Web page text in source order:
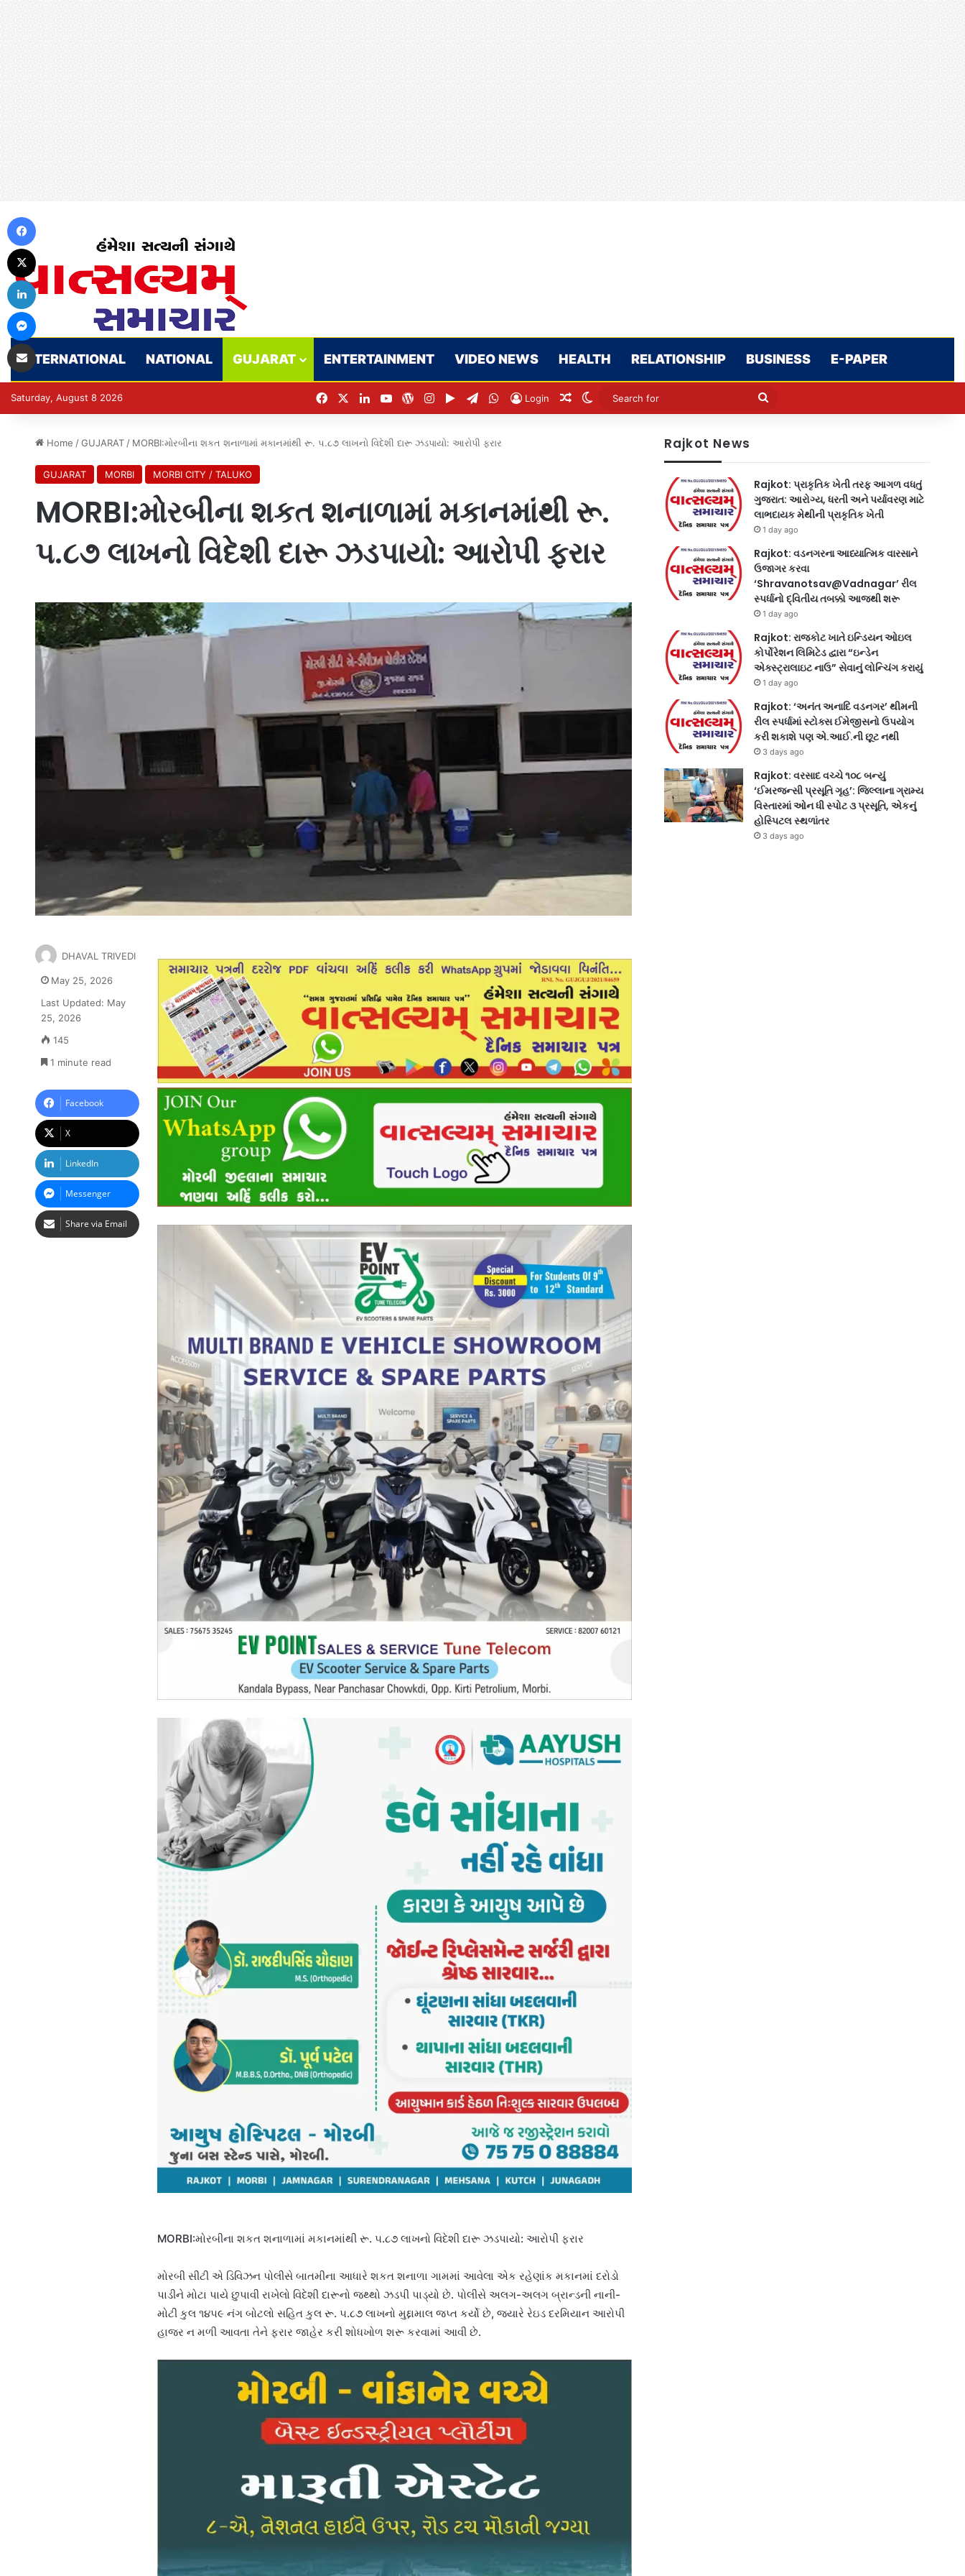
INTERNATIONAL NATIONAL GUJARAT ENTERTAINMENT VIDEO NEWS HEALTH RELATIONSHIP BUSINESS E-PAPER
Saturday, August 8 2026 FacebookLinkedInYouTubeWordPress
Instagram
Google Play
Telegram
WhatsApp
Login Random Article
Switch skin
Search
Home / GUJARAT / MORBI:​મોરબીના શકત શનાળામાં મકાનમાંથી રૂ. ૫.૮૭ લાખનો વિદેશી દારૂ ઝડપાયો: આરોપી ફરાર
GUJARAT MORBI MORBI CITY / TALUKO
MORBI:​મોરબીના શકત શનાળામાં મકાનમાંથી રૂ.
૫.૮૭ લાખનો વિદેશી દારૂ ઝડપાયો: આરોપી ફરાર
MORBI:​મોરબીના શકત શનાળામાં મકાનમાંથી રૂ. ૫.૮૭ લાખનો વિદેશી દારૂ ઝડપાયો: આરોપી ફરાર
મોરબી સીટી એ ડિવિઝન પોલીસે બાતમીના આધારે શકત શનાળા ગામમાં આવેલા એક રહેણાંક મકાનમાં દરોડો
પાડીને મોટા પાયે છુપાવી રાખેલો વિદેશી દારૂનો જથ્થો ઝડપી પાડ્યો છે. પોલીસે અલગ-અલગ બ્રાન્ડની નાની-
મોટી કુલ ૧૪૫૯ નંગ બોટલો સહિત કુલ રૂ. ૫.૮૭ લાખનો મુદ્દામાલ જપ્ત કર્યો છે, જ્યારે રેઇડ દરમિયાન આરોપી
હાજર ન મળી આવતા તેને ફરાર જાહેર કરી શોધખોળ શરૂ કરવામાં આવી છે.
DHAVAL TRIVEDI
May 25, 2026
Last Updated: May
25, 2026
145
1 minute read
Facebook
X
LinkedIn
Messenger
Share via Email
Rajkot News
Rajkot: પ્રાકૃતિક ખેતી તરફ આગળ વધતું
ગુજરાત: આરોગ્ય, ધરતી અને પર્યાવરણ માટે
લાભદાયક મેથીની પ્રાકૃતિક ખેતી
1 day ago
Rajkot: વડનગરના આધ્યાત્મિક વારસાને
ઉજાગર કરવા
‘Shravanotsav@Vadnagar’ રીલ
સ્પર્ધાનો દ્વિતીય તબક્કો આજથી શરૂ
1 day ago
Rajkot: રાજકોટ ખાતે ઇન્ડિયન ઓઇલ
કોર્પોરેશન લિમિટેડ દ્વારા “ઇન્ડેન
એક્સ્ટ્રાલાઇટ નાઉ” સેવાનું લોન્ચિંગ કરાયું
1 day ago
Rajkot: ‘અનંત અનાદિ વડનગર’ થીમની
રીલ સ્પર્ધામાં સ્ટોક્સ ઈમેજીસનો ઉપયોગ
કરી શકાશે પણ એ.આઈ.ની છૂટ નથી
3 days ago
Rajkot: વરસાદ વચ્ચે ૧૦૮ બન્યું
‘ઈમરજન્સી પ્રસૂતિ ગૃહ’: જિલ્લાના ગ્રામ્ય
વિસ્તારમાં ઓન ધી સ્પોટ ૩ પ્રસૂતિ, એકનું
હોસ્પિટલ સ્થળાંતર
3 days ago
LinkedIn